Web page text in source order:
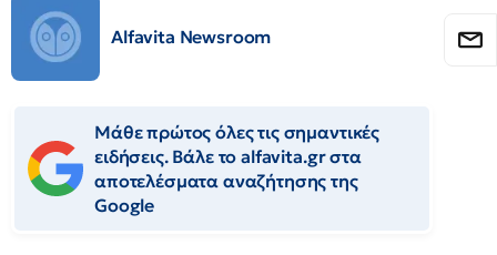
Alfavita Newsroom
Μάθε πρώτος όλες τις σημαντικές
ειδήσεις. Βάλε το alfavita.gr στα
αποτελέσματα αναζήτησης της
Google